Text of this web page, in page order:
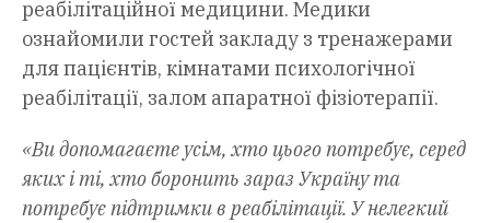
реабілітаційної медицини. Медики
ознайомили гостей закладу з тренажерами
для пацієнтів, кімнатами психологічної
реабілітації, залом апаратної фізіотерапії.
«Ви допомагаєте усім, хто цього потребує, серед
яких і ті, хто боронить зараз Україну та
потребує підтримки в реабілітації. У нелегкий